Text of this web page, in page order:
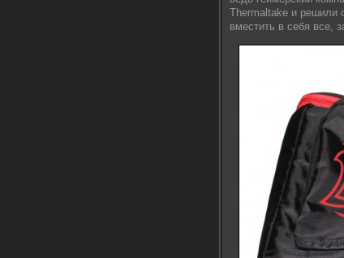
Thermaltake и решили
вместить в себя все,